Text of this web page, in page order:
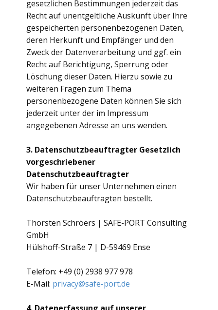
gesetzlichen Bestimmungen jederzeit das
Recht auf unentgeltliche Auskunft über Ihre
gespeicherten personenbezogenen Daten,
deren Herkunft und Empfänger und den
Zweck der Datenverarbeitung und ggf. ein
Recht auf Berichtigung, Sperrung oder
Löschung dieser Daten. Hierzu sowie zu
weiteren Fragen zum Thema
personenbezogene Daten können Sie sich
jederzeit unter der im Impressum
angegebenen Adresse an uns wenden.
3. Datenschutzbeauftragter Gesetzlich
vorgeschriebener
Datenschutzbeauftragter
Wir haben für unser Unternehmen einen
Datenschutzbeauftragten bestellt.
Thorsten Schröers | SAFE-PORT Consulting
GmbH
Hülshoff-Straße 7 | D-59469 Ense
Telefon: +49 (0) 2938 977 978
E-Mail: privacy@safe-port.de